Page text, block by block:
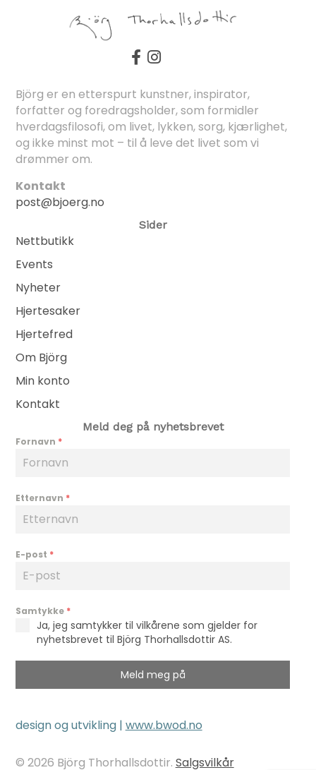
Björg er en etterspurt kunstner, inspirator,
forfatter og foredragsholder, som formidler
hverdagsfilosofi, om livet, lykken, sorg, kjærlighet,
og ikke minst mot – til å leve det livet som vi
drømmer om.
Kontakt
post@bjoerg.no
Sider
Nettbutikk
Events
Nyheter
Hjertesaker
Hjertefred
Om Björg
Min konto
Kontakt
Meld deg på nyhetsbrevet
Fornavn *
Etternavn *
E-post *
Samtykke *
Ja, jeg samtykker til vilkårene som gjelder for
nyhetsbrevet til Björg Thorhallsdottir AS.
Meld meg på
© 2026 Björg Thorhallsdottir. Salgsvilkår
design og utvikling | www.bwod.no